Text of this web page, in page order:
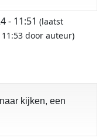
- 11:51 (laatst
door auteur)
kijken, een